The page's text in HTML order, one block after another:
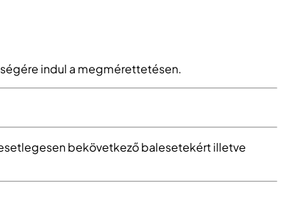
indul a megmérettetésen.
bekövetkező balesetekért illetve